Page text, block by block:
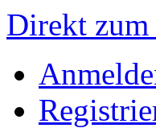
Direkt